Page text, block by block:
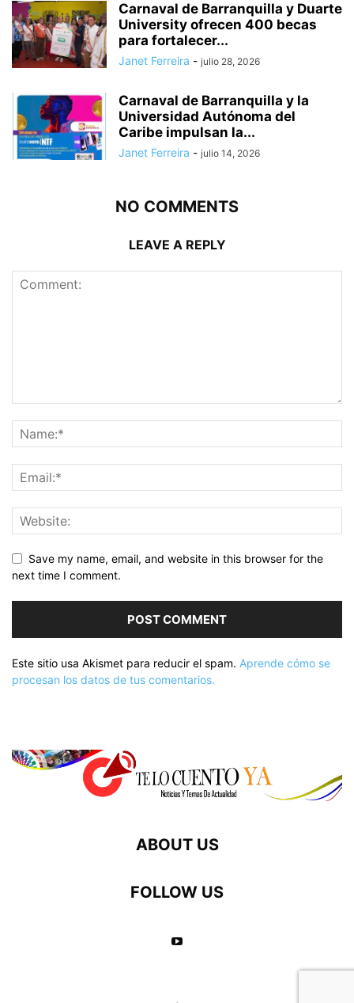
Carnaval de Barranquilla y Duarte
University ofrecen 400 becas
para fortalecer...
Janet Ferreira - julio 28, 2026
Carnaval de Barranquilla y la
Universidad Autónoma del
Caribe impulsan la...
Janet Ferreira - julio 14, 2026
NO COMMENTS
LEAVE A REPLY
Save my name, email, and website in this browser for the
next time I comment.
Este sitio usa Akismet para reducir el spam. Aprende cómo se
procesan los datos de tus comentarios.
ABOUT US
FOLLOW US